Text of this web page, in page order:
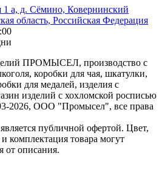
1 а, д. Сёмино, Ковернинский
область, Российская Федерация
ПРОМЫСЕЛ, производство с
коробки для чая, шкатулки,
для медалей, изделия с
изделий с хохломской росписью
2026, ООО "Промысел", все права
публичной офертой. Цвет,
комплектация товара могут
от описания.